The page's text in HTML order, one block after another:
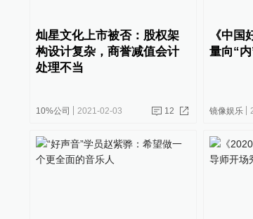
灿星文化上市被否：股权架
构设计复杂，商誉减值会计
处理不当
10%公司 2021-02-03 12
《中国
量向“
镜像娱乐